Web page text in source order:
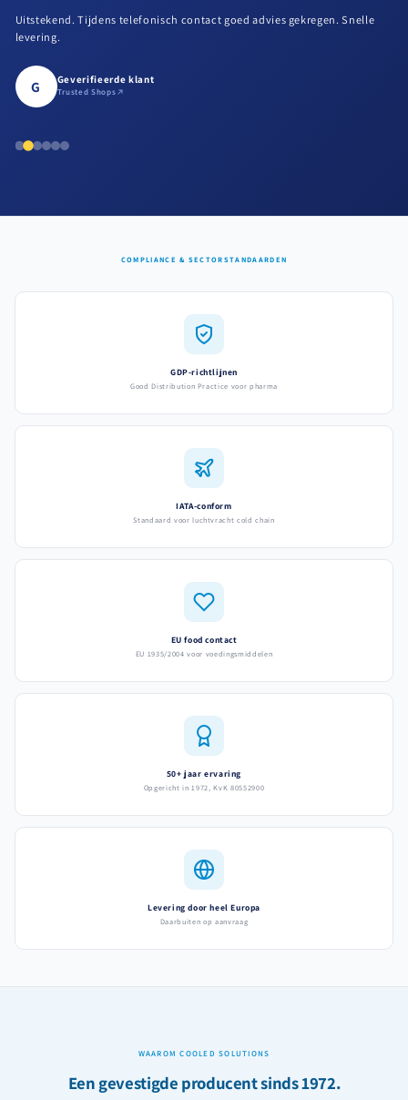
Uitstekend. Tijdens telefonisch contact goed advies gekregen. Snelle
levering.
G Geverifieerde klant
Trusted Shops
COMPLIANCE & SECTORSTANDAARDEN
GDP-richtlijnen
Good Distribution Practice voor pharma
IATA-conform
Standaard voor luchtvracht cold chain
EU food contact
EU 1935/2004 voor voedingsmiddelen
50+ jaar ervaring
Opgericht in 1972, KvK 80552900
Levering door heel Europa
Daarbuiten op aanvraag
WAAROM COOLED SOLUTIONS
Een gevestigde producent sinds 1972.